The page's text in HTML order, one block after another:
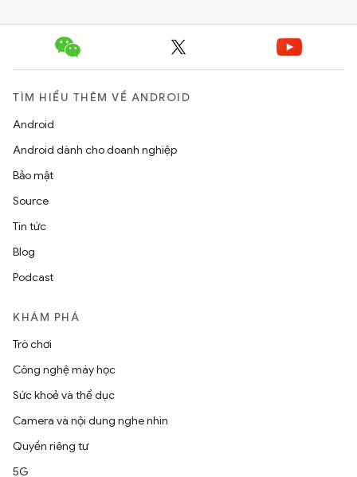
TÌM HIỂU THÊM VỀ ANDROID
Android
Android dành cho doanh nghiệp
Bảo mật
Source
Tin tức
Blog
Podcast
KHÁM PHÁ
Trò chơi
Công nghệ máy học
Sức khoẻ và thể dục
Camera và nội dung nghe nhìn
Quyền riêng tư
5G